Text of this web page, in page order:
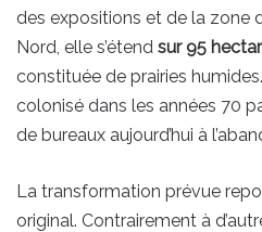
des expositions et de la zone
Nord, elle s’étend sur 95
constituée de prairies
colonisé dans les années 70
de bureaux aujourd’hui à
La transformation prévue
original. Contrairement à